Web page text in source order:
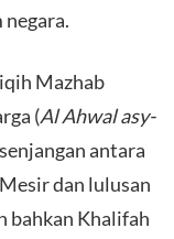
negara.
Mazhab
(Al Ahwal asy-
antara
dan lulusan
bahkan Khalifah